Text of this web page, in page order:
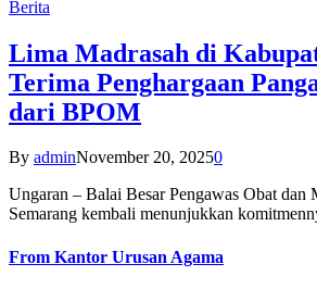
Berita
Lima Madrasah di
Terima Penghargaan
dari BPOM
By adminNovember 20, 20250
Ungaran – Balai Besar Pengawas Obat
Semarang kembali menunjukkan
From Kantor Urusan Agama